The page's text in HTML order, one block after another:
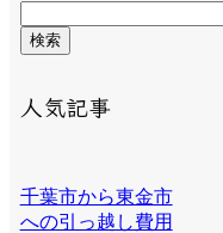
検索
人気記事
千葉市から東金市
への引っ越し費用